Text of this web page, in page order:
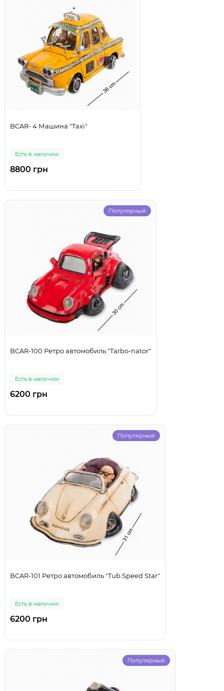
BCAR- 4 Машина "Taxi"
Есть в наличии
8800 грн
Популярный
BCAR-100 Ретро автомобиль "Tarbo-nator"
Есть в наличии
6200 грн
Популярный
BCAR-101 Ретро автомобиль "Tub Speed Star"
Есть в наличии
6200 грн
Популярный